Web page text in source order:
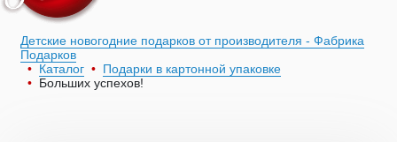
Детские новогодние подарков от производителя - Фабрика
Подарков
Каталог
Подарки в картонной упаковке
Больших успехов!